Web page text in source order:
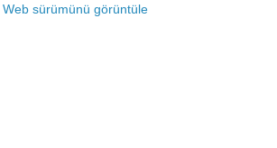
Web sürümünü görüntüle